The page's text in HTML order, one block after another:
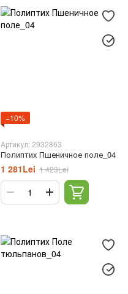
−10%
Артикул: 2932863
Полиптих Пшеничное поле_04
1 281Lei 1 423Lei